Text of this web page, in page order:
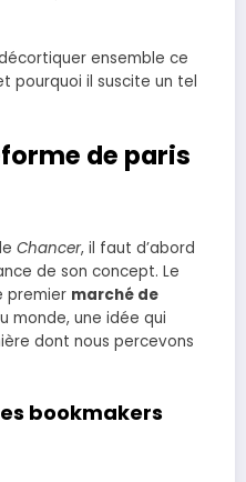
ensemble ce
pourquoi il suscite un tel
de paris
Chancer, il faut d’abord
de son concept. Le
premier marché de
monde, une idée qui
dont nous percevons
bookmakers